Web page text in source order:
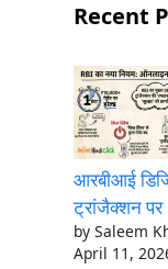
Recent
आरबीआई
ट्रांजैक्शन पर
by Saleem
April 11,